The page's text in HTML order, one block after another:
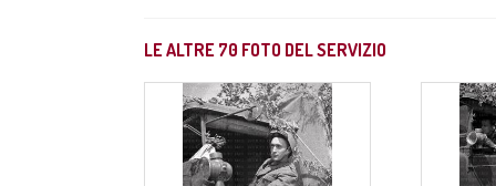
LE ALTRE 70 FOTO DEL SERVIZIO